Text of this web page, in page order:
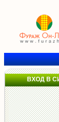
ВХОД В